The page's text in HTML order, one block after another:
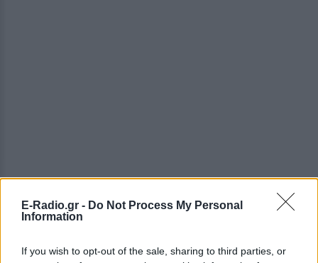
E-Radio.gr - Do Not Process My Personal
Information
If you wish to opt-out of the sale, sharing to third parties, or